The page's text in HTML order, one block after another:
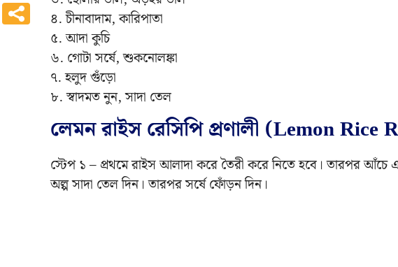
৪. চীনাবাদাম, কারিপাতা
৫. আদা কুচি
৬. গোটা সর্ষে, শুকনোলঙ্কা
৭. হলুদ গুঁড়ো
৮. স্বাদমত নুন, সাদা তেল
লেমন রাইস রেসিপি প্রণালী (Lemon
স্টেপ ১ – প্রথমে রাইস আলাদা করে তৈরী করে নিতে হবে। তারপর আঁচে
অল্প সাদা তেল দিন। তারপর সর্ষে ফোঁড়ন দিন।